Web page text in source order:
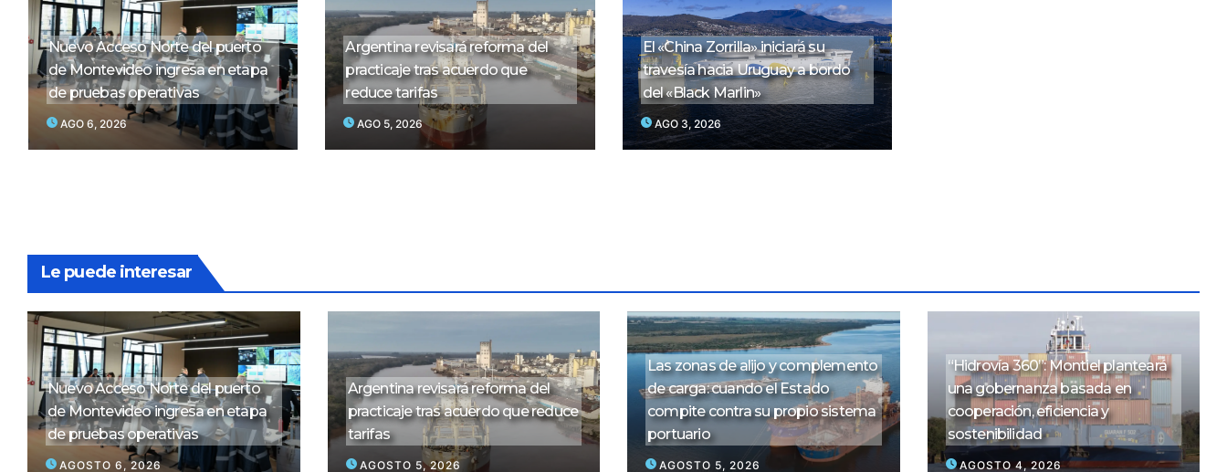
Nuevo Acceso Norte del puerto
de Montevideo ingresa en etapa
de pruebas operativas
AGO 6, 2026
Argentina revisará reforma del
practicaje tras acuerdo que
reduce tarifas
AGO 5, 2026
El «China Zorrilla» iniciará su
travesía hacia Uruguay a bordo
del «Black Marlin»
AGO 3, 2026
Le puede interesar
Nuevo Acceso Norte del puerto
de Montevideo ingresa en etapa
de pruebas operativas
AGOSTO 6, 2026
Argentina revisará reforma del
practicaje tras acuerdo que reduce
tarifas
AGOSTO 5, 2026
Las zonas de alijo y complemento
de carga: cuando el Estado
compite contra su propio sistema
portuario
AGOSTO 5, 2026
“Hidrovía 360”: Montiel planteará
una gobernanza basada en
cooperación, eficiencia y
sostenibilidad
AGOSTO 4, 2026